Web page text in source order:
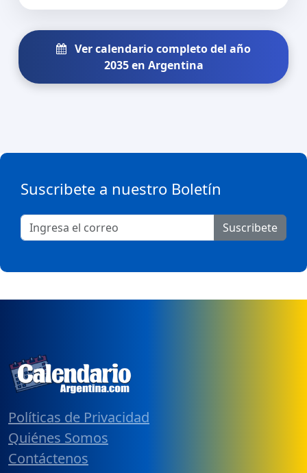
Ver calendario completo del año
2035 en Argentina
Suscribete a nuestro Boletín
Suscribete
Políticas de Privacidad
Quiénes Somos
Contáctenos